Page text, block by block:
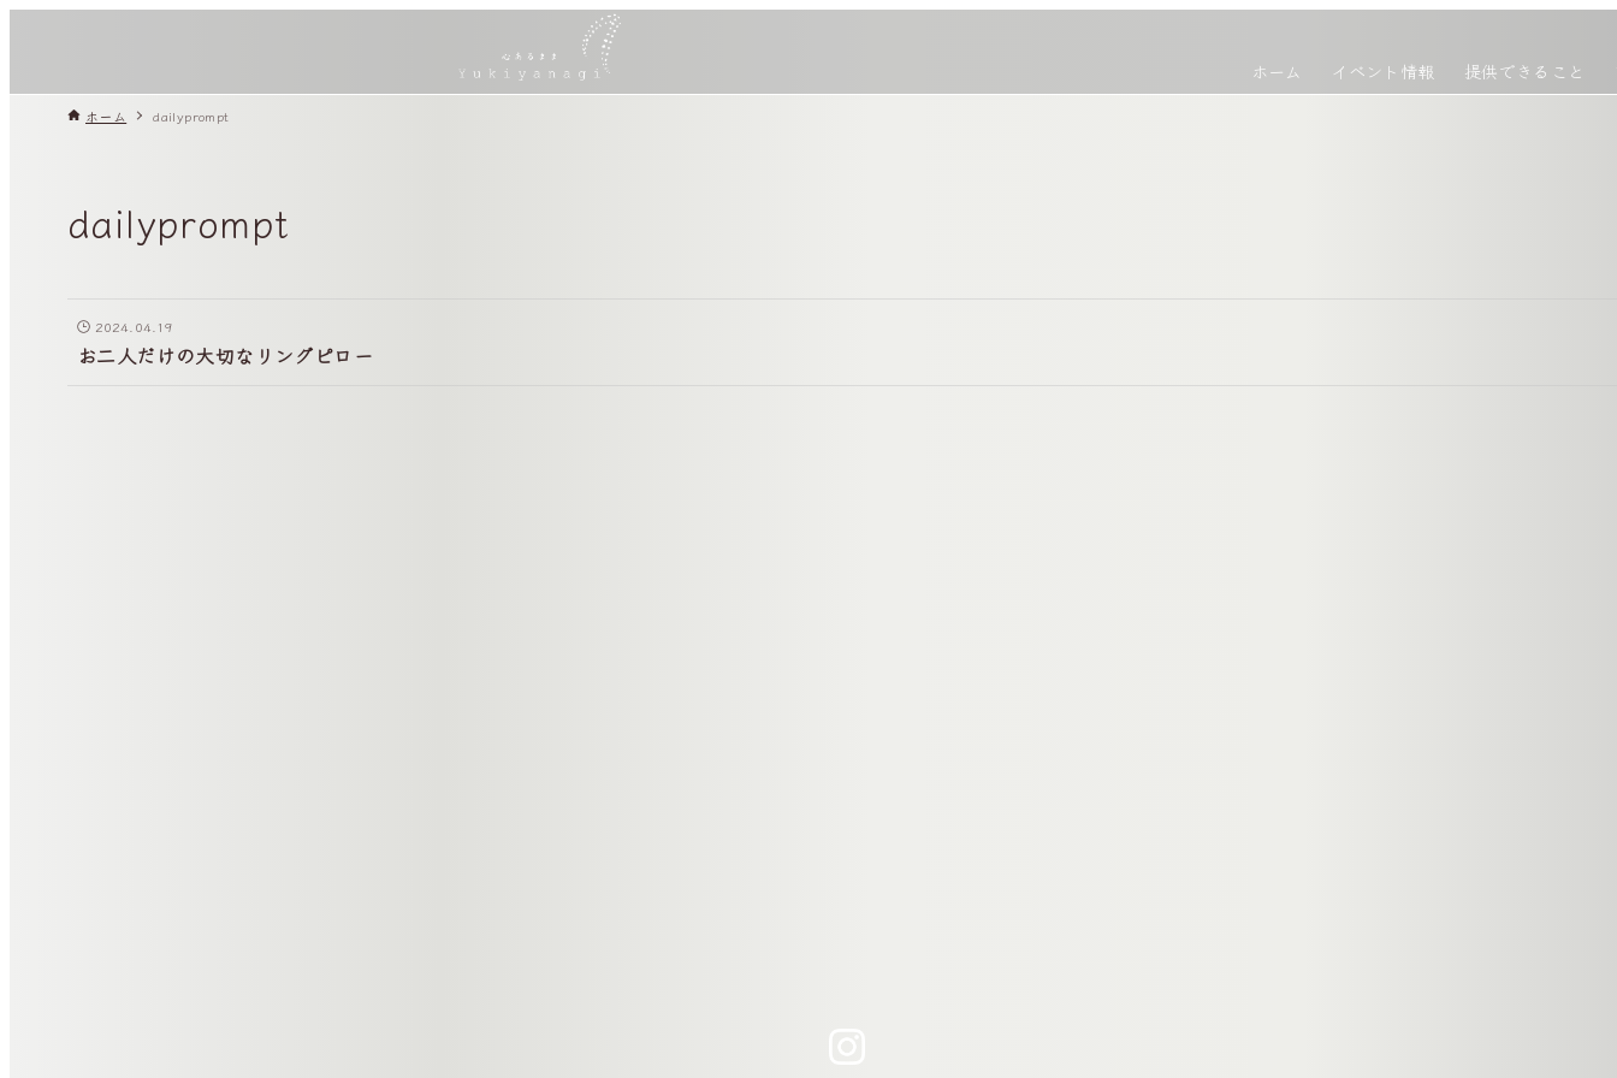
ホーム イベント情報 提供できること
ホーム dailyprompt
dailyprompt
2024.04.19
お二人だけの大切なリングピロー